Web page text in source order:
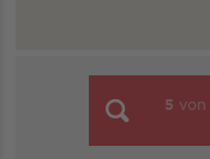
5 von